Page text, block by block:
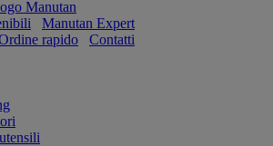
Manutan Expert
rapido
Contatti